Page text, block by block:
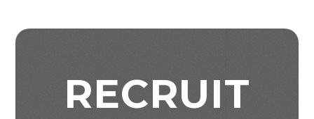
RECRUIT